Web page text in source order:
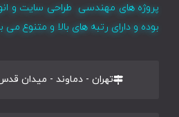
پروژه های مهندسی طراحی سایت و
بوده و دارای رتبه های بالا و متنوع می
تهران - دماوند - میدان